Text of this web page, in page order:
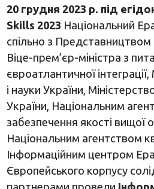
20 грудня 2023 р. під
Skills 2023 Національний
спільно з Представництвом
Віце-прем’єр-міністра з
євроатлантичної
і науки України,
України, Національним
забезпечення якості вищої
Національним агентством
Інформаційним центром
Європейського корпусу